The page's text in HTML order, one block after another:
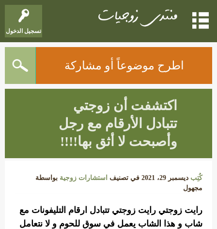
تسجيل الدخول
اطرح موضوعاً أو مشاركة
اكتشفت أن زوجتي
تتبادل الأرقام مع رجل
وأصبحت لا أثق بها!!!!
كُتِب ديسمبر 29، 2021 في تصنيف استشارات زوجية بواسطة
مجهول
رايت زوجتي رايت زوجتي تتبادل ارقام التليفونات مع
شاب و هذا الشاب يعمل في سوق للحوم و لا نتعامل